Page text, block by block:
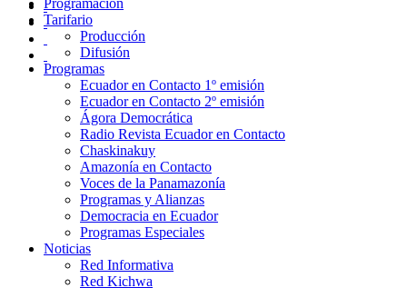
Programación
Tarifario
Producción
Difusión
Programas
Ecuador en Contacto 1º emisión
Ecuador en Contacto 2º emisión
Ágora Democrática
Radio Revista Ecuador en Contacto
Chaskinakuy
Amazonía en Contacto
Voces de la Panamazonía
Programas y Alianzas
Democracia en Ecuador
Programas Especiales
Noticias
Red Informativa
Red Kichwa